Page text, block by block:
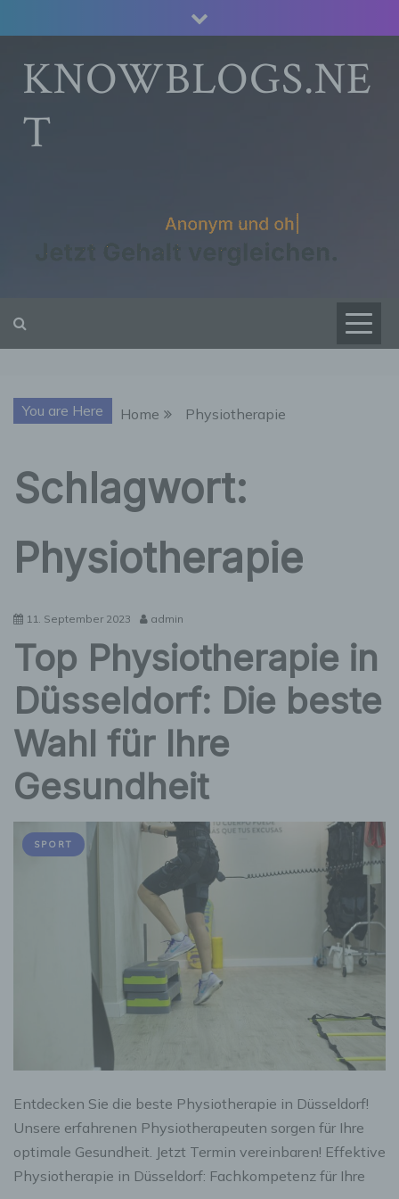
to
contentKNOWBLOGS.NE
T
You are Here Home Physiotherapie
Schlagwort:
Physiotherapie
11. September 2023 admin
Top Physiotherapie in
Düsseldorf: Die beste
Wahl für Ihre
Gesundheit
SPORT
Entdecken Sie die beste Physiotherapie in Düsseldorf!
Unsere erfahrenen Physiotherapeuten sorgen für Ihre
optimale Gesundheit. Jetzt Termin vereinbaren! Effektive
Physiotherapie in Düsseldorf: Fachkompetenz für Ihre